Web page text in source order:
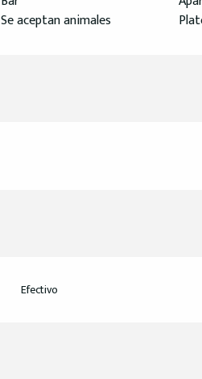
Se aceptan animales
Efectivo